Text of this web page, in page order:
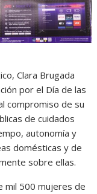
Clara Brugada
por el Día de las
compromiso de su
de cuidados
autonomía y
domésticas y de
sobre ellas.
mil 500 mujeres de